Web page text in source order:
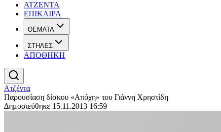
ΑΤΖΕΝΤΑ
ΕΠΙΚΑΙΡΑ
ΘΕΜΑΤΑ
ΣΤΗΛΕΣ
ΑΠΟΘΗΚΗ
Ατζέντα
Παρουσίαση δίσκου «Απόχη» του Γιάννη Χρηστίδη
Δημοσιεύθηκε 15.11.2013 16:59